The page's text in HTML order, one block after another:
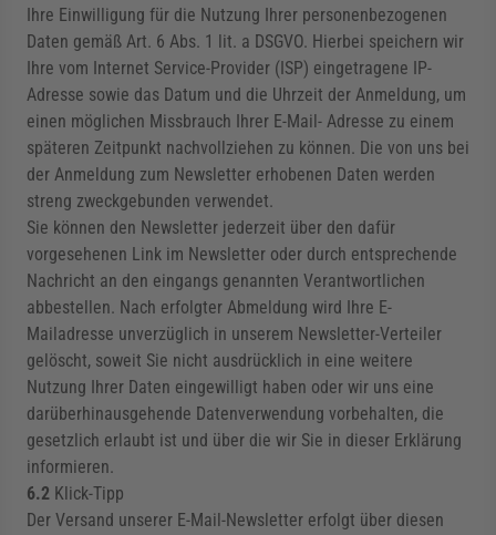
Ihre Einwilligung für die Nutzung Ihrer personenbezogenen
Daten gemäß Art. 6 Abs. 1 lit. a DSGVO. Hierbei speichern wir
Ihre vom Internet Service-Provider (ISP) eingetragene IP-
Adresse sowie das Datum und die Uhrzeit der Anmeldung, um
einen möglichen Missbrauch Ihrer E-Mail- Adresse zu einem
späteren Zeitpunkt nachvollziehen zu können. Die von uns bei
der Anmeldung zum Newsletter erhobenen Daten werden
streng zweckgebunden verwendet.
Sie können den Newsletter jederzeit über den dafür
vorgesehenen Link im Newsletter oder durch entsprechende
Nachricht an den eingangs genannten Verantwortlichen
abbestellen. Nach erfolgter Abmeldung wird Ihre E-
Mailadresse unverzüglich in unserem Newsletter-Verteiler
gelöscht, soweit Sie nicht ausdrücklich in eine weitere
Nutzung Ihrer Daten eingewilligt haben oder wir uns eine
darüberhinausgehende Datenverwendung vorbehalten, die
gesetzlich erlaubt ist und über die wir Sie in dieser Erklärung
informieren.
6.2 Klick-Tipp
Der Versand unserer E-Mail-Newsletter erfolgt über diesen